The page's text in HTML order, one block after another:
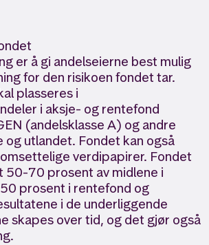
er å gi andelseierne best mulig
for den risikoen fondet tar.
plasseres i
i aksje- og rentefond
(andelsklasse A) og andre
utlandet. Fondet kan også
verdipapirer. Fondet
50-70 prosent av midlene i
prosent i rentefond og
i de underliggende
skapes over tid, og det gjør også